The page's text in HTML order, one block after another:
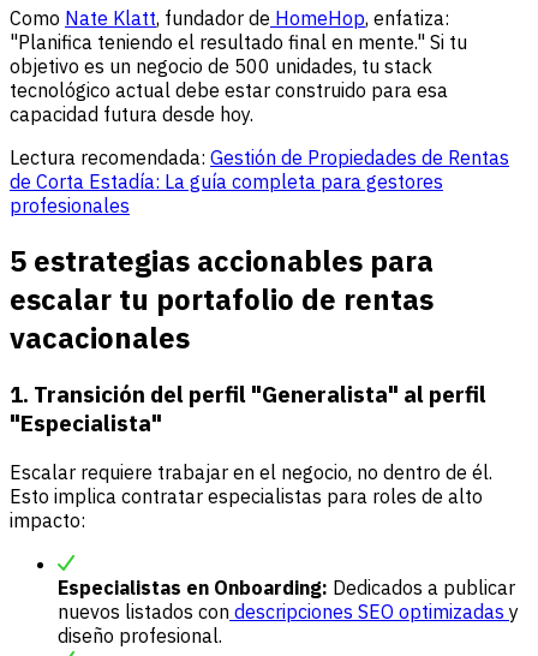
Como Nate Klatt, fundador de HomeHop, enfatiza:
"Planifica teniendo el resultado final en mente." Si tu
objetivo es un negocio de 500 unidades, tu stack
tecnológico actual debe estar construido para esa
capacidad futura desde hoy.
Lectura recomendada: Gestión de Propiedades de Rentas
de Corta Estadía: La guía completa para gestores
profesionales
5 estrategias accionables para
escalar tu portafolio de rentas
vacacionales
1. Transición del perfil "Generalista" al perfil
"Especialista"
Escalar requiere trabajar en el negocio, no dentro de él.
Esto implica contratar especialistas para roles de alto
impacto:
Especialistas en Onboarding: Dedicados a publicar
nuevos listados con descripciones SEO optimizadas y
diseño profesional.